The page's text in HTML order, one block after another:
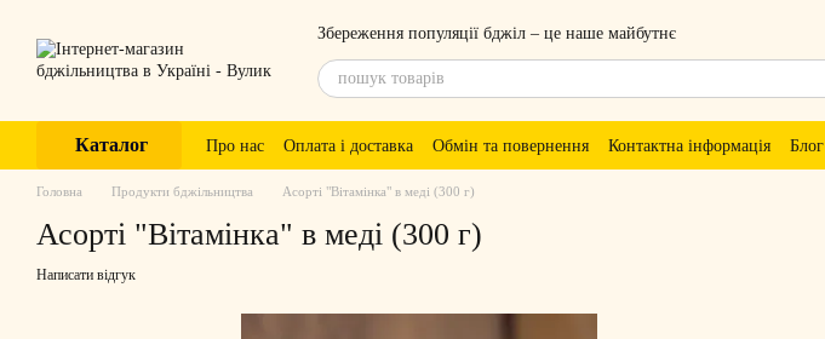
Збереження популяції бджіл – це наше майбутнє
Каталог Про нас Оплата і доставка Обмін та повернення Контактна інформація Блог
Головна Продукти бджільництва Асорті "Вітамінка" в меді (300 г)
Асорті "Вітамінка" в меді (300 г)
Написати відгук